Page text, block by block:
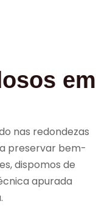
em
nas redondezas
preservar bem-
dispomos de
apurada